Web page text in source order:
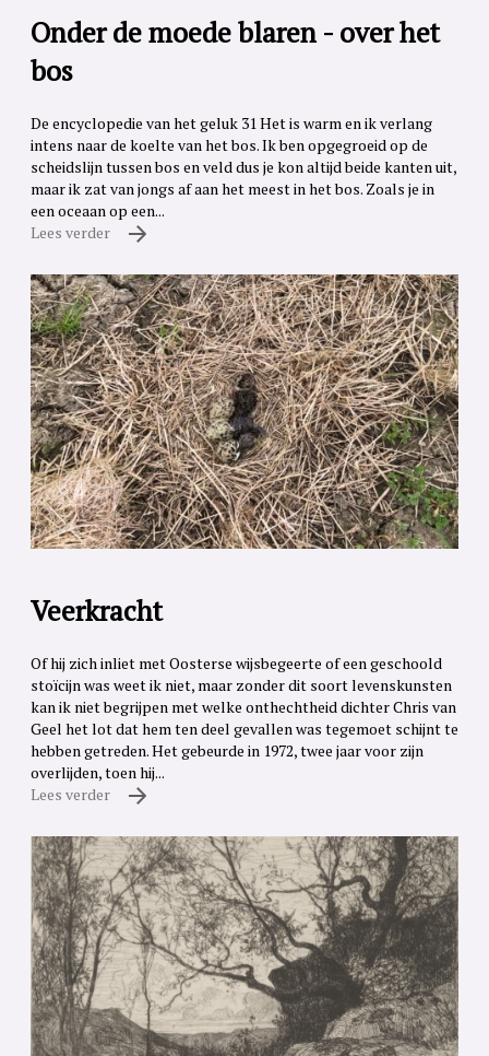
Onder de moede blaren - over het
bos
De encyclopedie van het geluk 31 Het is warm en ik verlang
intens naar de koelte van het bos. Ik ben opgegroeid op de
scheidslijn tussen bos en veld dus je kon altijd beide kanten uit,
maar ik zat van jongs af aan het meest in het bos. Zoals je in
een oceaan op een...
Lees verder
Veerkracht
Of hij zich inliet met Oosterse wijsbegeerte of een geschoold
stoïcijn was weet ik niet, maar zonder dit soort levenskunsten
kan ik niet begrijpen met welke onthechtheid dichter Chris van
Geel het lot dat hem ten deel gevallen was tegemoet schijnt te
hebben getreden. Het gebeurde in 1972, twee jaar voor zijn
overlijden, toen hij...
Lees verder